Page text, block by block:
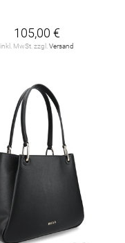
105,00 €
inkl. MwSt. zzgl.Versand